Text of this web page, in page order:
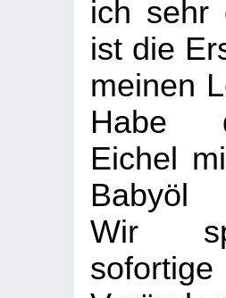
ich sehr
ist die
meinen
Habe
Eichel
Babyöl
Wir